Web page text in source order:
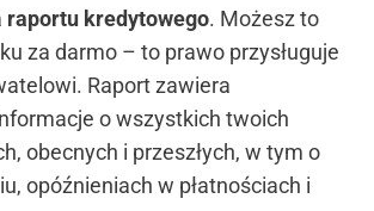
raportu kredytowego. Możesz to
za darmo – to prawo przysługuje
Raport zawiera
o wszystkich twoich
obecnych i przeszłych, w tym o
opóźnieniach w płatnościach i